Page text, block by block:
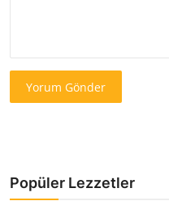
Yorum Gönder
Popüler Lezzetler